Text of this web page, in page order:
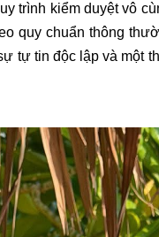
trình kiểm duyệt vô
quy chuẩn thông
tự tin độc lập và một